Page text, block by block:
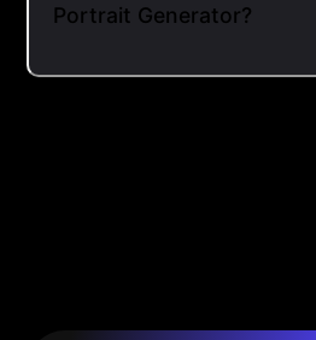
Portrait Generator?